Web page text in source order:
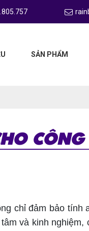
SẢN PHẨM
chỉ đảm bảo tính
và kinh